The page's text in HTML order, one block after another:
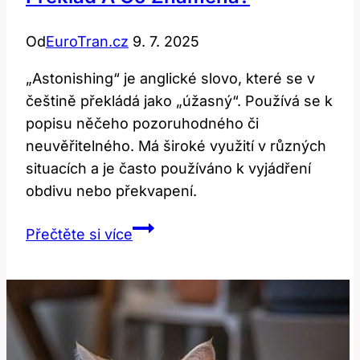
OdEuroTran.cz 9. 7. 2025
„Astonishing“ je anglické slovo, které se v
češtině překládá jako „úžasný“. Používá se k
popisu něčeho pozoruhodného či
neuvěřitelného. Má široké využití v různých
situacích a je často používáno k vyjádření
obdivu nebo překvapení.
Přečtěte si víceAstonishing:
jeho
překlad